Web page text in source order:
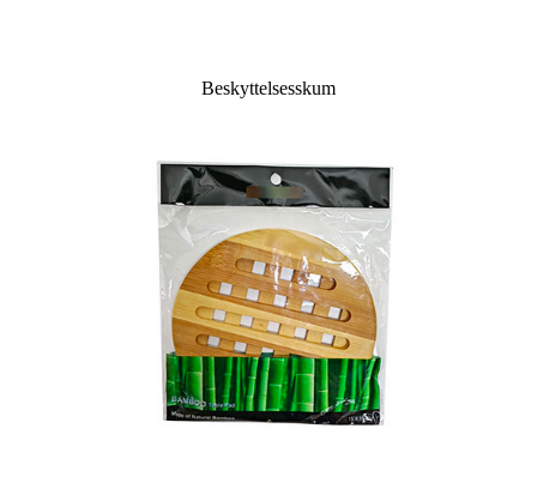
Beskyttelsesskum